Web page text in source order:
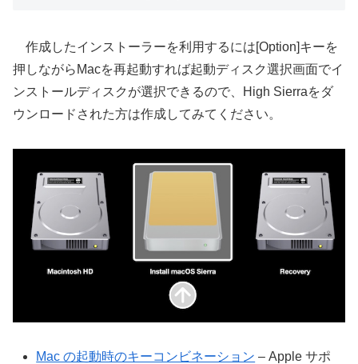
作成したインストーラーを利用するには[Option]キーを
押しながらMacを再起動すれば起動ディスク選択画面でイ
ンストールディスクが選択できるので、High Sierraをダ
ウンロードされた方は作成してみてください。
Mac の起動時のキーコンビネーション – Apple サポ